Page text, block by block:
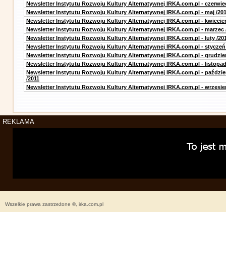
Newsletter Instytutu Rozwoju Kultury Alternatywnej IRKA.com.pl -
Newsletter Instytutu Rozwoju Kultury Alternatywnej IRKA.com.pl - maj /
Newsletter Instytutu Rozwoju Kultury Alternatywnej IRKA.com.pl -
Newsletter Instytutu Rozwoju Kultury Alternatywnej IRKA.com.pl - marzec
Newsletter Instytutu Rozwoju Kultury Alternatywnej IRKA.com.pl - luty /
Newsletter Instytutu Rozwoju Kultury Alternatywnej IRKA.com.pl - styczeń
Newsletter Instytutu Rozwoju Kultury Alternatywnej IRKA.com.pl -
Newsletter Instytutu Rozwoju Kultury Alternatywnej IRKA.com.pl - listopad
Newsletter Instytutu Rozwoju Kultury Alternatywnej IRKA.com.pl -
/2011
Newsletter Instytutu Rozwoju Kultury Alternatywnej IRKA.com.pl -
REKLAMA
Wszelkie prawa zastrzeżone ©, irka.com.pl